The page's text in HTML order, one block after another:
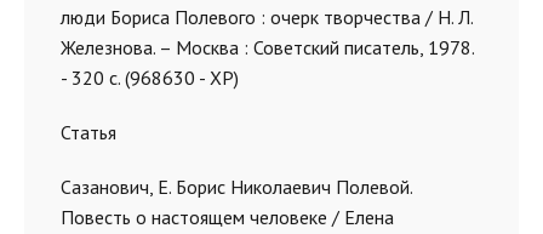
люди Бориса Полевого : очерк творчества / Н. Л.
Железнова. – Москва : Советский писатель, 1978.
- 320 с. (968630 - ХР)
Статья
Сазанович, Е. Борис Николаевич Полевой.
Повесть о настоящем человеке / Елена